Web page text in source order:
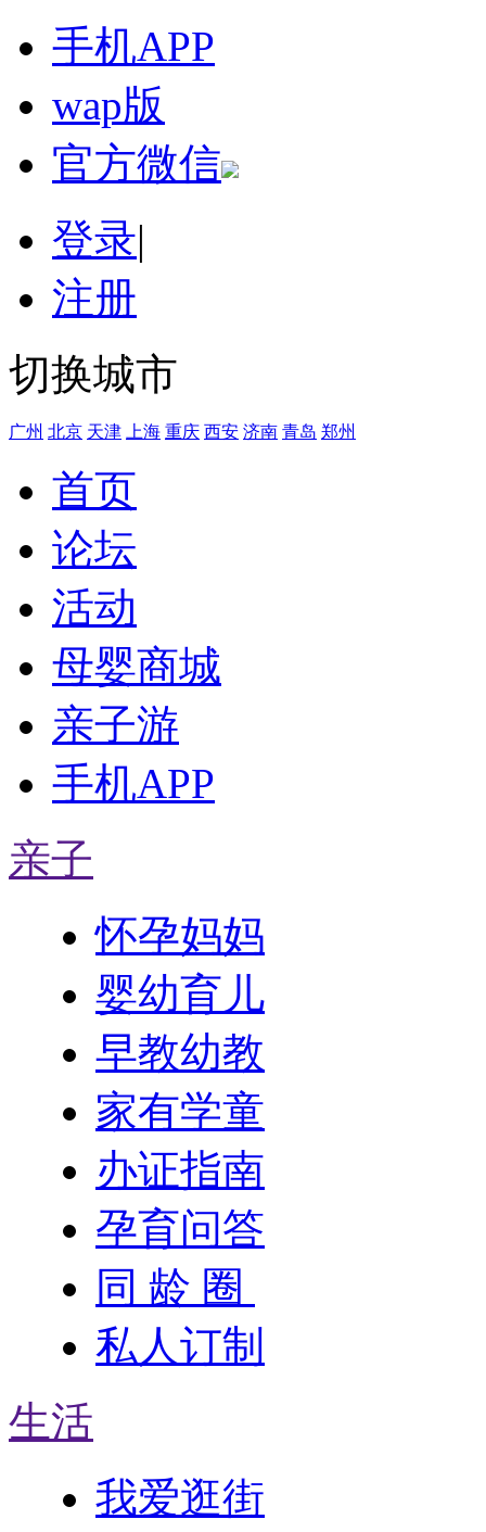
手机APP
wap版
官方微信
登录|
注册
切换城市
广州 北京 天津 上海 重庆 西安 济南 青岛 郑州
首页
论坛
活动
母婴商城
亲子游
手机APP
亲子
怀孕妈妈
婴幼育儿
早教幼教
家有学童
办证指南
孕育问答
同 龄 圈
私人订制
生活
我爱逛街